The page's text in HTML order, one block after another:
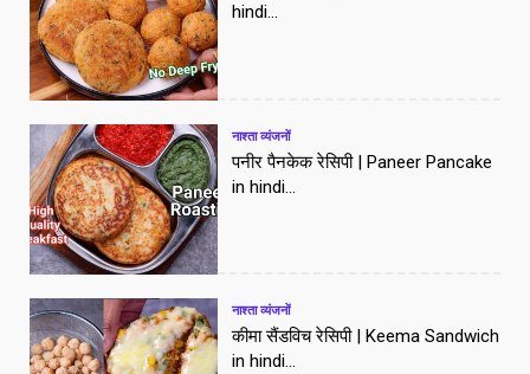
hindi...
नाश्ता व्यंजनों
पनीर पैनकेक रेसिपी | Paneer Pancake
in hindi...
नाश्ता व्यंजनों
कीमा सैंडविच रेसिपी | Keema Sandwich
in hindi...